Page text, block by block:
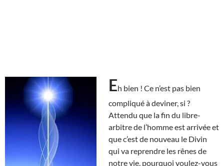
Eh bien ! Ce n’est pas bien
compliqué à deviner, si ?
Attendu que la fin du libre-
arbitre de l’homme est arrivée et
que c’est de nouveau le Divin
qui va reprendre les rênes de
notre vie, pourquoi voulez-vous